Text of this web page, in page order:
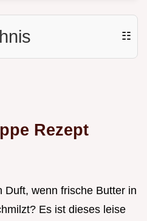
☷
Rezept
Duft, wenn frische Butter in
Es ist dieses leise